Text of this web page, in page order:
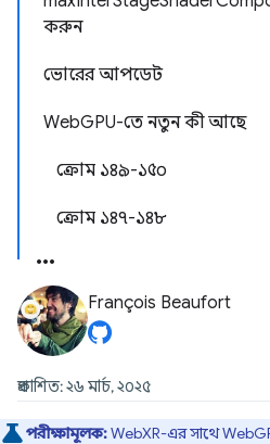
করুন
ভোরের আপডেট
WebGPU-তে নতুন কী আছে
ক্রোম ১৪৯-১৫০
ক্রোম ১৪৭-১৪৮
François Beaufort
প্রকাশিত: ২৬ মার্চ, ২০২৫
পরীক্ষামূলক:WebXR-এর সাথে